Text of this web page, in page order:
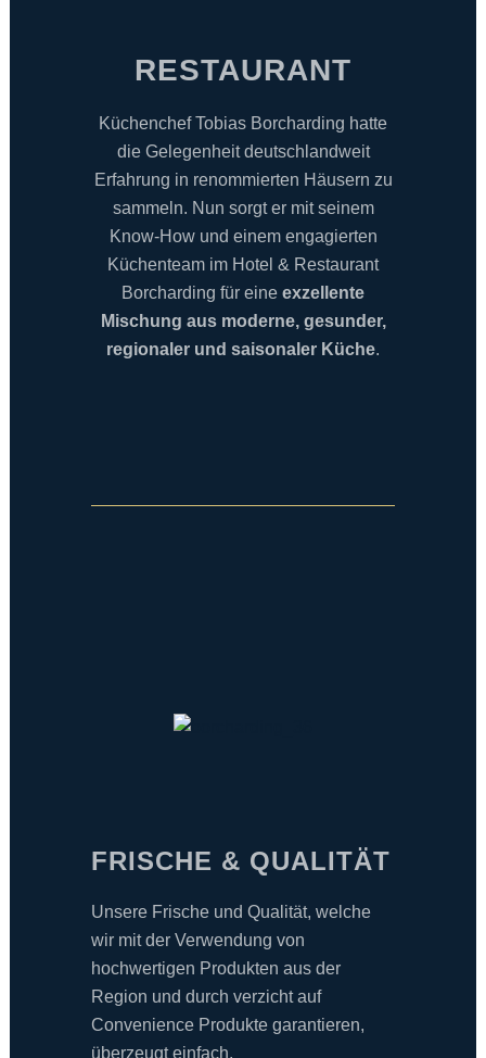
RESTAURANT
Küchenchef Tobias Borcharding hatte
die Gelegenheit deutschlandweit
Erfahrung in renommierten Häusern zu
sammeln. Nun sorgt er mit seinem
Know-How und einem engagierten
Küchenteam im Hotel & Restaurant
Borcharding für eine exzellente
Mischung aus moderne, gesunder,
regionaler und saisonaler Küche.
FRISCHE & QUALITÄT
Unsere Frische und Qualität, welche
wir mit der Verwendung von
hochwertigen Produkten aus der
Region und durch verzicht auf
Convenience Produkte garantieren,
überzeugt einfach.